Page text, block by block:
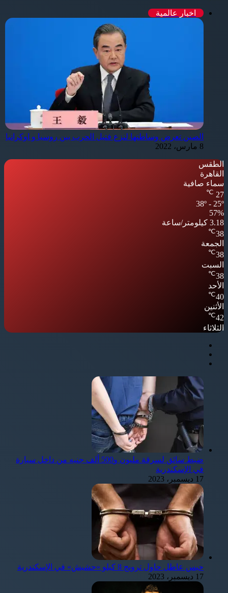
اخبار عالمية
الصين تعرض وساطتها لنزع فتيل الحرب بين روسيا و اوكرانيا
8 مارس، 2022
الطقس
القاهرة
سماء صافية
27
℃
38º - 25º
57%
3.18 كيلومتر/ساعة
38
℃
الجمعة
38
℃
السبت
38
℃
الأحد
40
℃
الأثنين
42
℃
الثلاثاء
ضبط سائق لسرقة مليون و500 ألف جنيه من داخل سيارة
في الإسكندرية
17 ديسمبر، 2023
حبس عاطل حاول ترويج 8 كيلو «حشيش» في الإسكندرية
17 ديسمبر، 2023